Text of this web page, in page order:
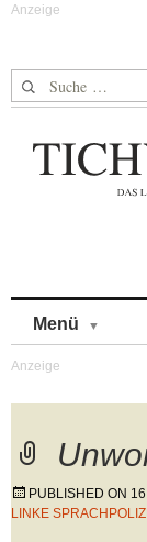
Suche nach:
Menü
PUBLISHED ON
LINKE